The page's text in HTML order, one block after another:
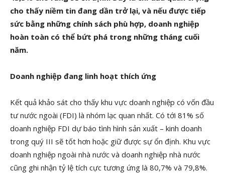
cho thấy niềm tin đang dần trở lại, và nếu được tiếp
sức bằng những chính sách phù hợp, doanh nghiệp
hoàn toàn có thể bứt phá trong những tháng cuối
năm.
Doanh nghiệp đang linh hoạt thích ứng
Kết quả khảo sát cho thấy khu vực doanh nghiệp có vốn đầu
tư nước ngoài (FDI) là nhóm lạc quan nhất. Có tới 81% số
doanh nghiệp FDI dự báo tình hình sản xuất – kinh doanh
trong quý III sẽ tốt hơn hoặc giữ được sự ổn định. Khu vực
doanh nghiệp ngoài nhà nước và doanh nghiệp nhà nước
cũng ghi nhận tỷ lệ tích cực tương ứng là 80,7% và 79,8%.